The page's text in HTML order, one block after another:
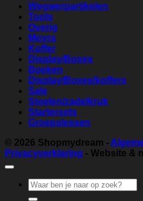
Wegwerpartikelen
Tools
Overig
Moyra
Koffer
Display/Boxes
Boeken
Display/Boxes/koffers
Sale
Stoelen/zadelkruk
Startersets
Groepslessen
© 2026 Shopmydream -
Privacyverklaring - Website &
Zoeken
naar: